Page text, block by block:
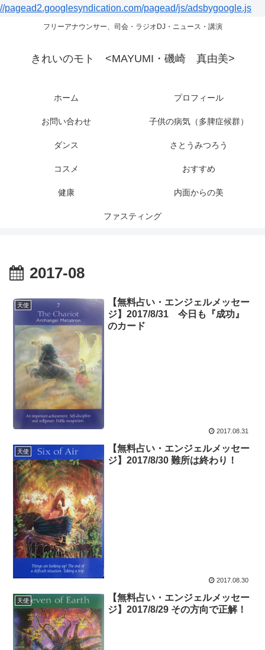
//pagead2.googlesyndication.com/pagead/js/adsbygoogle.js
フリーアナウンサー、司会・ラジオDJ・ニュース・講演
きれいのモト <MAYUMI・磯崎 真由美>
ホーム プロフィール
お問い合わせ 子供の病気（多脾症候群）
ダンス さとうみつろう
コスメ おすすめ
健康 内面からの美
ファスティング
2017-08
天使
【無料占い・エンジェルメッセー
ジ】2017/8/31 今日も『成功』
のカード
2017.08.31
天使
【無料占い・エンジェルメッセー
ジ】2017/8/30 難所は終わり！
2017.08.30
天使
【無料占い・エンジェルメッセー
ジ】2017/8/29 その方向で正解！